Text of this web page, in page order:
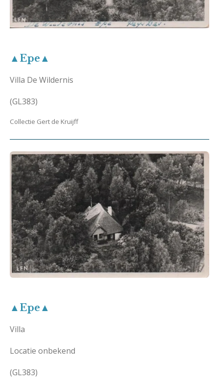
▲Epe▲
Villa De Wildernis
(GL383)
Collectie Gert de Kruijff
▲Epe▲
Villa
Locatie onbekend
(GL383)